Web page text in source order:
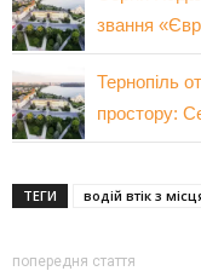
звання
Тернопіль
простору:
ТЕГИ водій втік з
попередня стаття